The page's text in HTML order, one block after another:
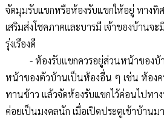
จัดมุมรับแขกหรือห้องรับแขกให้อยู่ ทาง
เสริมส่งโชคภาคและบารมี เจ้าของบ้านจะ
รุ่งเรืองดี
- ห้องรับแขกควรอยู่ส่วนหน้าของบ้า
หน้าของตัวบ้านเป็นห้องอื่น ๆ เช่น ห้อง
ทานข้าว แล้วจัดห้องรับแขกไว้ค่อนไปท
ค่อยเป็นมงคลนัก เมื่อเปิดประตูเข้าบ้านม